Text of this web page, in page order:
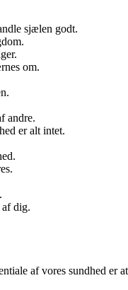
sjælen godt.
om.
andre.
er alt intet.
dig.
af vores sundhed er at